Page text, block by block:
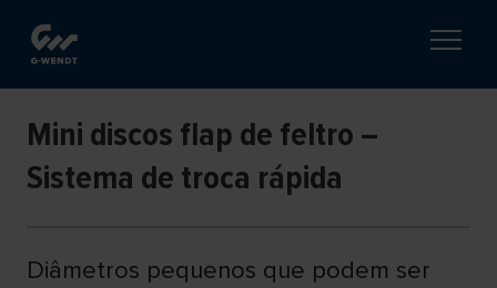
Mini discos flap de feltro –
Sistema de troca rápida
Diâmetros pequenos que podem ser